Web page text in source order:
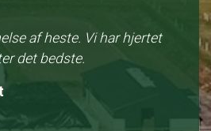
af heste. Vi har hjertet
det bedste.